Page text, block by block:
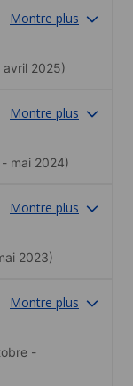
Montre plus
avril 2025)
Montre plus
mai 2024)
Montre plus
2023)
Montre plus
-